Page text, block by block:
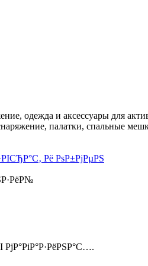
одежда и аксессуары для
палатки, спальные
Рё РѕР±РјРµРЅ